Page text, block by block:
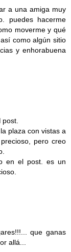
a una amiga muy
puedes hacerme
moverme y qué
como algún sitio
y enhorabuena
plaza con vistas a
pero creo
en el post. es un
que ganas
allá...